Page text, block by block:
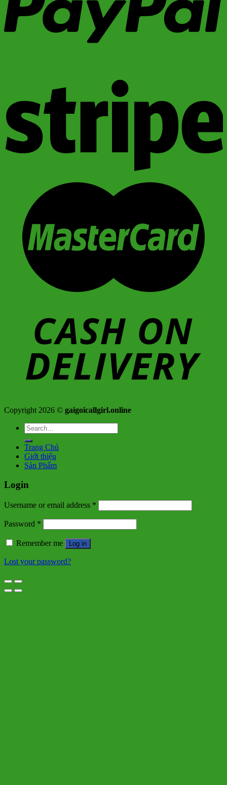
Copyright 2026 © gaigoicallgirl.online
Search
for:
Trang Chủ
Giới thiệu
Sản Phẩm
Login
Username or email address *
Password *
Remember me Log in
Lost your password?